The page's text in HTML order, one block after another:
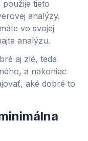
tieto
analýzy.
vo svojej
analýzu.
aj zlé, teda
​​a nakoniec
aké dobré to